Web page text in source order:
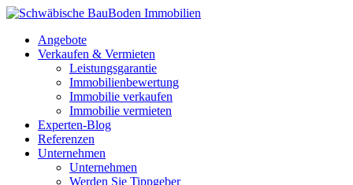
Angebote
Verkaufen & Vermieten
Leistungsgarantie
Immobilienbewertung
Immobilie verkaufen
Immobilie vermieten
Experten-Blog
Referenzen
Unternehmen
Unternehmen
Werden Sie Tippgeber